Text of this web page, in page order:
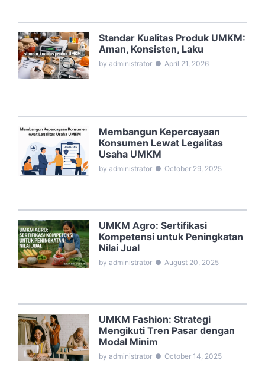
Standar Kualitas Produk UMKM:
Aman, Konsisten, Laku
by administrator ● April 21, 2026
Membangun Kepercayaan
Konsumen Lewat Legalitas
Usaha UMKM
by administrator ● October 29, 2025
UMKM Agro: Sertifikasi
Kompetensi untuk Peningkatan
Nilai Jual
by administrator ● August 20, 2025
UMKM Fashion: Strategi
Mengikuti Tren Pasar dengan
Modal Minim
by administrator ● October 14, 2025